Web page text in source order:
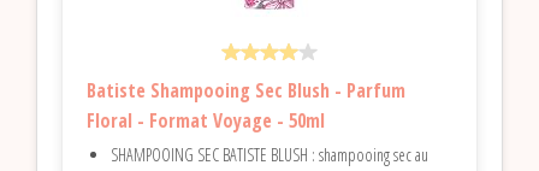
Batiste Shampooing Sec Blush - Parfum
Floral - Format Voyage - 50ml
SHAMPOOING SEC BATISTE BLUSH : shampooing sec au